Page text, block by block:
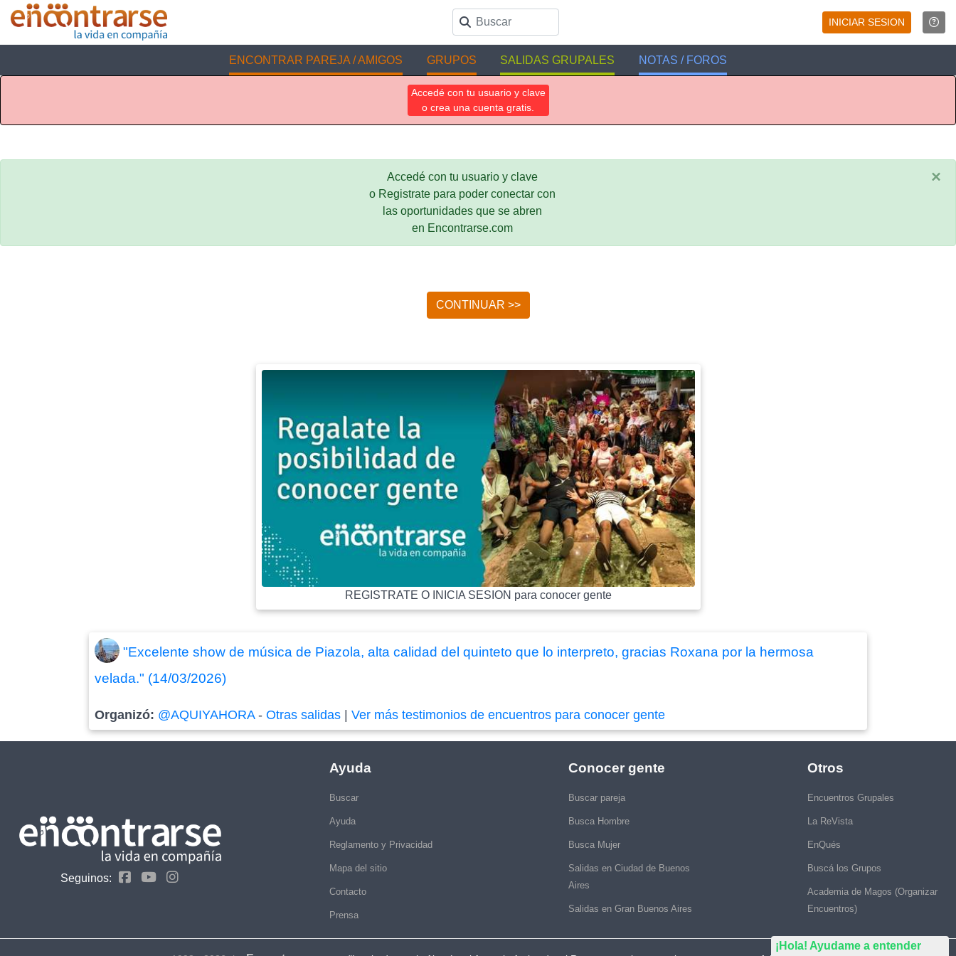
INICIAR SESION
ENCONTRAR PAREJA / AMIGOS GRUPOS SALIDAS GRUPALES NOTAS / FOROS
¡Hola! Ayudame a entender
Accedé con tu usuario y clave
o crea una cuenta gratis.
Accedé con tu usuario y clave
o Registrate para poder conectar con
las oportunidades que se abren
en Encontrarse.com
×
CONTINUAR >>
REGISTRATE O INICIA SESION para conocer gente
"Excelente show de música de Piazola, alta calidad del quinteto que lo interpreto, gracias Roxana por la hermosa
velada." (14/03/2026)
Organizó: @AQUIYAHORA-Otras salidas |Ver más testimonios de encuentros para conocer gente
Seguinos:
Ayuda
Buscar
Ayuda
Reglamento y Privacidad
Mapa del sitio
Contacto
Prensa
Conocer gente
Buscar pareja
Busca Hombre
Busca Mujer
Salidas en Ciudad de Buenos
Aires
Salidas en Gran Buenos Aires
Otros
Encuentros Grupales
La ReVista
EnQués
Buscá los Grupos
Academia de Magos (Organizar
Encuentros)